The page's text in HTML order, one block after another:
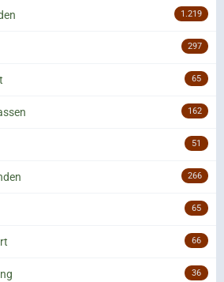
1.219
297
65
162
51
266
65
66
36